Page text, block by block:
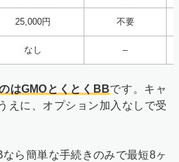
25,000円 不要
なし –
はGMOとくとくBBです。キャ
えに、オプション加入なしで受
ら簡単な手続きのみで最短8ヶ